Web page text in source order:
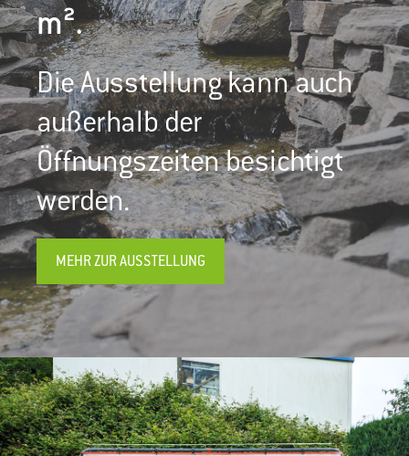
m².
Die Ausstellung kann auch
außerhalb der
Öffnungszeiten besichtigt
werden.
MEHR ZUR AUSSTELLUNG